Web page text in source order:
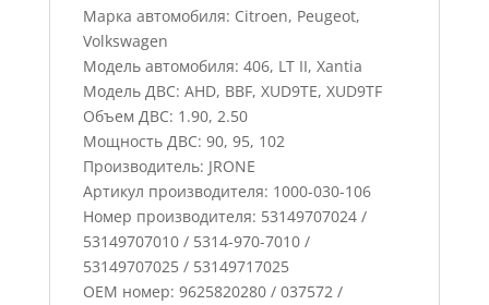
Марка автомобиля: Citroen, Peugeot,
Volkswagen
Модель автомобиля: 406, LT II, Xantia
Модель ДВС: AHD, BBF, XUD9TE, XUD9TF
Объем ДВС: 1.90, 2.50
Мощность ДВС: 90, 95, 102
Производитель: JRONE
Артикул производителя: 1000-030-106
Номер производителя: 53149707024 /
53149707010 / 5314-970-7010 /
53149707025 / 53149717025
ОЕМ номер: 9625820280 / 037572 /